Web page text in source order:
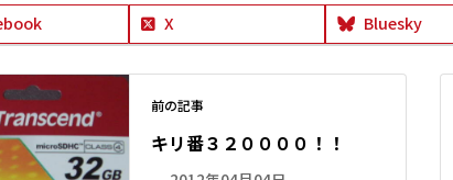
X Bluesky
前の記事
キリ番３２００００！！